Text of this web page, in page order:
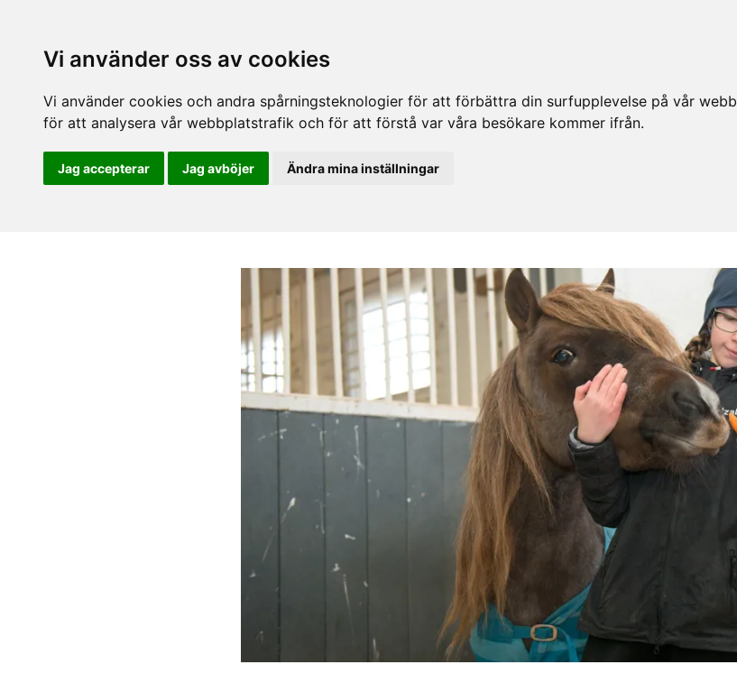
Vi använder oss av cookies
Vi använder cookies och andra spårningsteknologier för att förbättra din surfupplevelse på vår
för att analysera vår webbplatstrafik och för att förstå var våra besökare kommer ifrån.
Jag accepterar Jag avböjer Ändra mina inställningar